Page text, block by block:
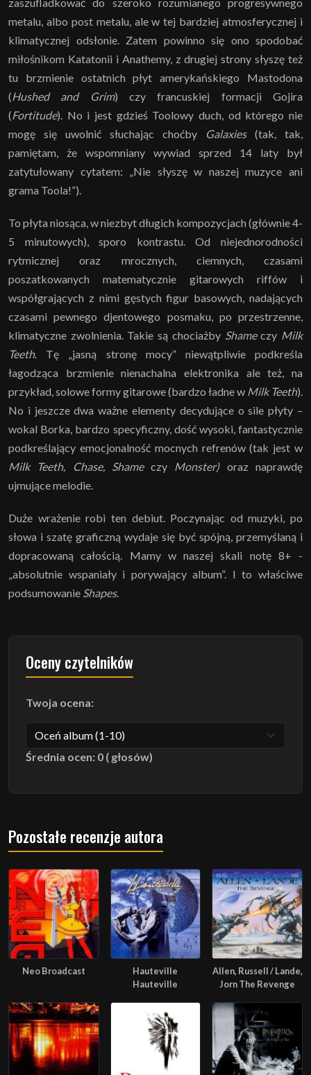
metalu, albo post metalu, ale w tej bardziej atmosferycznej i
klimatycznej odsłonie. Zatem powinno się ono spodobać
miłośnikom Katatonii i Anathemy, z drugiej strony słyszę też
tu brzmienie ostatnich płyt amerykańskiego Mastodona
(Hushed and Grim) czy francuskiej formacji Gojira
(Fortitude). No i jest gdzieś Toolowy duch, od którego nie
mogę się uwolnić słuchając choćby
Galaxies(tak, tak,
pamiętam, że wspomniany wywiad sprzed 14 laty był
zatytułowany cytatem: „Nie słyszę w naszej muzyce ani
grama Toola!”).
To płyta niosąca, w niezbyt długich kompozycjach (głównie 4-
5 minutowych), sporo kontrastu. Od niejednorodności
rytmicznej oraz mrocznych, ciemnych, czasami
poszatkowanych matematycznie gitarowych riffów i
współgrających z nimi gęstych figur basowych, nadających
czasami pewnego djentowego posmaku, po przestrzenne,
klimatyczne zwolnienia. Takie są chociażby Shameczy Milk
Teeth. Tę „jasną stronę mocy” niewątpliwie podkreśla
łagodząca brzmienie nienachalna elektronika ale też, na
przykład, solowe formy gitarowe (bardzo ładne w Milk Teeth).
No i jeszcze dwa ważne elementy decydujące o sile płyty –
wokal Borka, bardzo specyficzny, dość wysoki, fantastycznie
podkreślający emocjonalność mocnych refrenów (tak jest w
Milk Teeth, Chase, Shameczy Monster)oraz naprawdę
ujmujące melodie.
Duże wrażenie robi ten debiut. Poczynając od muzyki, po
słowa i szatę graficzną wydaje się być spójną, przemyślaną i
dopracowaną całością. Mamy w naszej skali notę 8+ -
„absolutnie wspaniały i porywający album”. I to właściwe
podsumowanie Shapes.
Oceny czytelników
Twoja ocena:
Średnia ocen: 0 ( głosów)
Pozostałe recenzje autora
Neo Broadcast
Hauteville
Hauteville
Allen, Russell / Lande,
Jorn The Revenge